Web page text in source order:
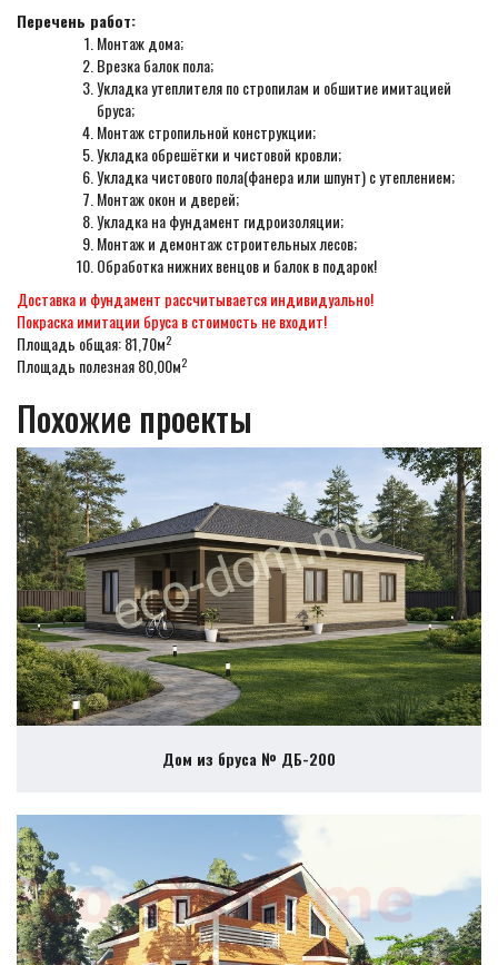
Перечень работ:
Монтаж дома;
Врезка балок пола;
Укладка утеплителя по стропилам и обшитие имитацией
бруса;
Монтаж стропильной конструкции;
Укладка обрешётки и чистовой кровли;
Укладка чистового пола(фанера или шпунт) с утеплением;
Монтаж окон и дверей;
Укладка на фундамент гидроизоляции;
Монтаж и демонтаж строительных лесов;
Обработка нижних венцов и балок в подарок!
Доставка и фундамент рассчитывается индивидуально!
Покраска имитации бруса в стоимость не входит!
Площадь общая: 81,70м2
Площадь полезная 80,00м2
Похожие проекты
Дом из бруса № ДБ-200